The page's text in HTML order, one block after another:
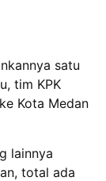
satu
tim KPK
Kota Medan
lainnya
total ada